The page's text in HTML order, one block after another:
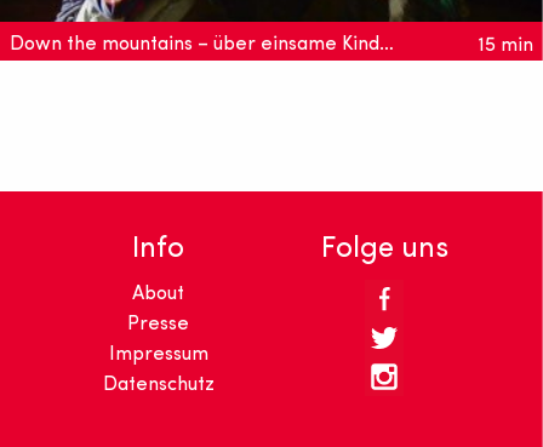
Down the mountains – über einsame Kinder in China
15 min
Info
About
Presse
Impressum
Datenschutz
Folge uns